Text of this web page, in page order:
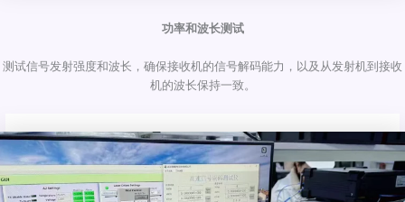
功率和波长测试
测试信号发射强度和波长，确保接收机的信号解码能力，以及从发射机到接收
机的波长保持一致。